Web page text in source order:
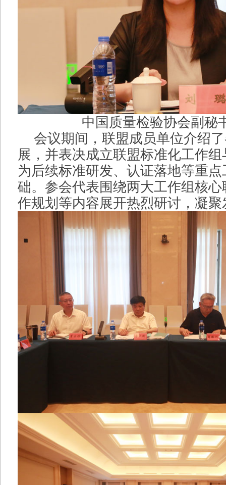
中国质量检验协会副秘
会议期间，联盟成员单位介绍
展，并表决成立联盟标准化工作
为后续标准研发、认证落地等重
础。参会代表围绕两大工作组核
作规划等内容展开热烈研讨，凝